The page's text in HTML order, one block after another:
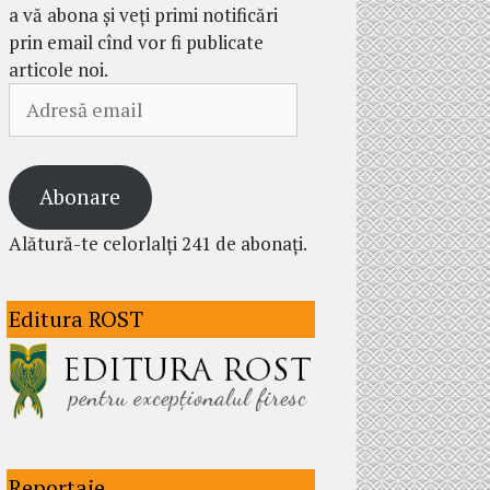
a vă abona și veți primi notificări
prin email cînd vor fi publicate
articole noi.
email
Abonare
Alătură-te celorlalți 241 de abonați.
Editura ROST